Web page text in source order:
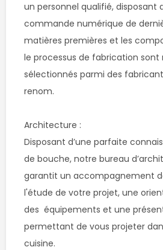
un personnel qualifié, disposant
commande numérique de
matières premières et les
le processus de fabrication
sélectionnés parmi des
renom.
Architecture :
Disposant d’une parfaite
de bouche, notre bureau
garantit un accompagnement
l'étude de votre projet, une
des  équipements et une
permettant de vous projeter
cuisine.